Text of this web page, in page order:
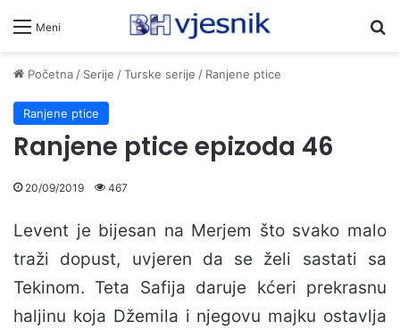
Meni
Početna/ Serije /Turske serije / Ranjene ptice
Ranjene ptice
Ranjene ptice epizoda 46
20/09/2019 467
Levent je bijesan na Merjem što svako malo
traži dopust, uvjeren da se želi sastati sa
Tekinom. Teta Safija daruje kćeri prekrasnu
haljinu koja Džemila i njegovu majku ostavlja